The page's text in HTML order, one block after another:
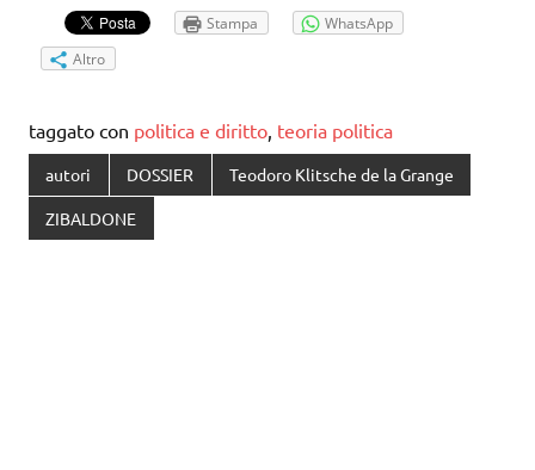
Stampa
WhatsApp
Altro
taggato con politica e diritto teoria politica
autori DOSSIER Teodoro Klitsche de la Grange
ZIBALDONE